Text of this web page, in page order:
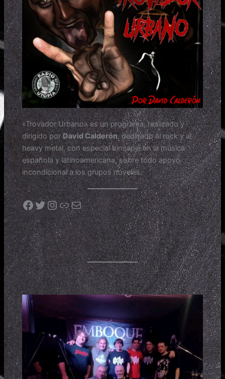
«Trovador Urbano» es un programa, realizado y
dirigido porDavid Calderón, dedicado al rock y al
heavy metal, con especial hincapié en la música
española y latinoamericana, sobre todo apoyo
incondicional a los grupos noveles.
Facebook Twitter InstagramAsaltomata Radio Rock Correo electrónico